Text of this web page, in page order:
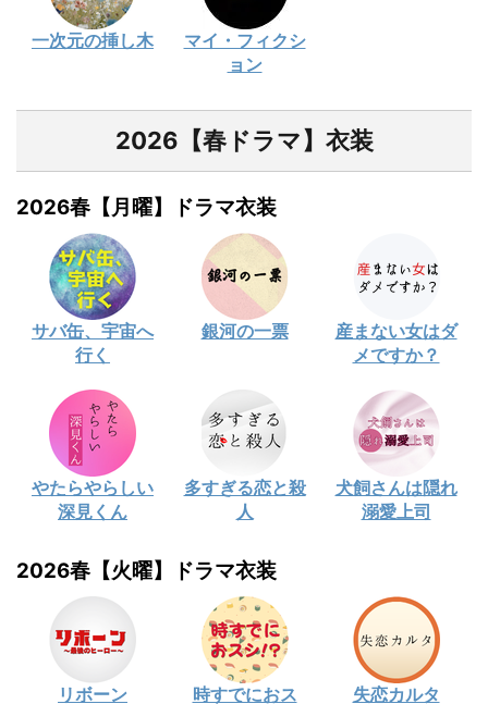
一次元の挿し木
マイ・フィクシ
ョン
2026【春ドラマ】衣装
2026春【月曜】ドラマ衣装
サバ缶、宇宙へ
行く
銀河の一票
産まない女はダ
メですか？
やたらやらしい
深見くん
多すぎる恋と殺
人
犬飼さんは隠れ
溺愛上司
2026春【火曜】ドラマ衣装
リボーン
時すでにおス
失恋カルタ